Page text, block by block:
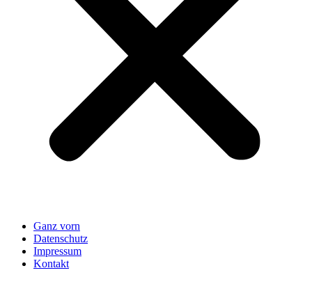
Ganz vorn
Datenschutz
Impressum
Kontakt